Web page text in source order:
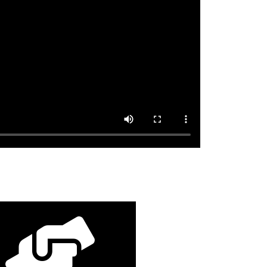
gestión de patrimonios
DESCARGAR